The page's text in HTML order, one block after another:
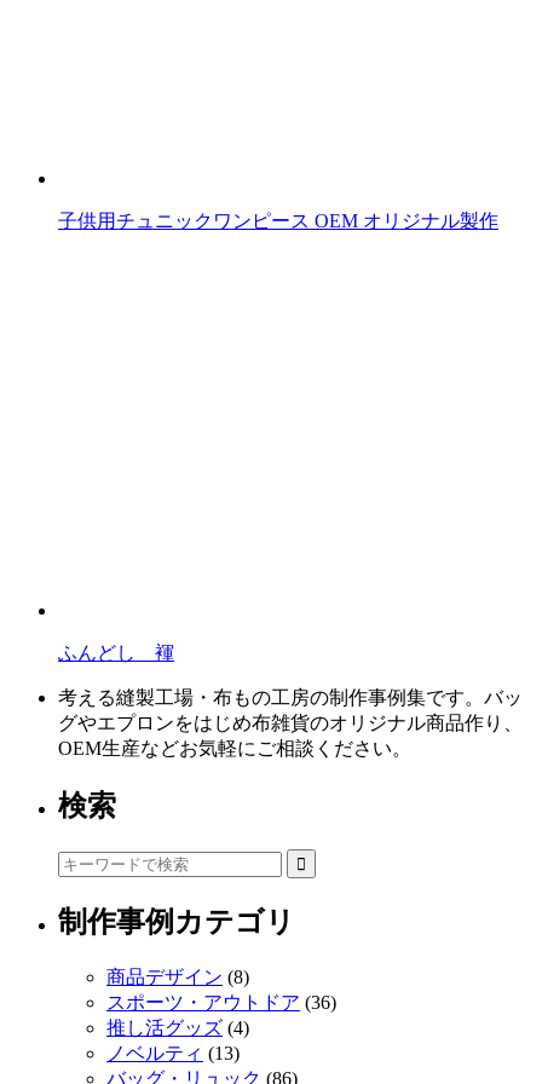
子供用チュニックワンピース OEM オリジナル製作
ふんどし 褌
考える縫製工場・布もの工房の制作事例集です。バッ
グやエプロンをはじめ布雑貨のオリジナル商品作り、
OEM生産などお気軽にご相談ください。
検索
制作事例カテゴリ
商品デザイン (8)
スポーツ・アウトドア (36)
推し活グッズ (4)
ノベルティ (13)
バッグ・リュック (86)